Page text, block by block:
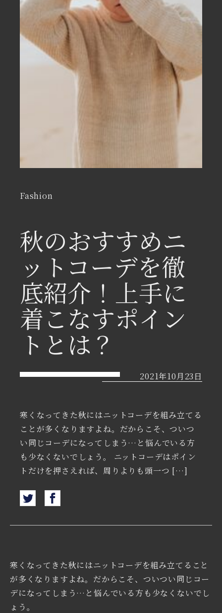
Fashion
秋のおすすめニ
ットコーデを徹
底紹介！上手に
着こなすポイン
トとは？
2021年10月23日
寒くなってきた秋にはニットコーデを組み立てる
ことが多くなりますよね。だからこそ、ついつ
い同じコーデになってしまう…と悩んでいる方
も少なくないでしょう。 ニットコーデはポイン
トだけを押さえれば、周りよりも頭一つ […]
寒くなってきた秋にはニットコーデを組み立てること
が多くなりますよね。だからこそ、ついつい同じコー
デになってしまう…と悩んでいる方も少なくないでし
ょう。